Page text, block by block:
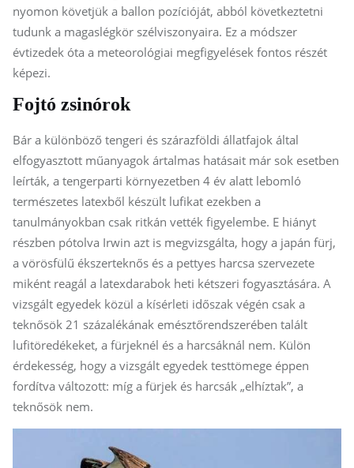
nyomon követjük a ballon pozícióját, abból következtetni
tudunk a magaslégkör szélviszonyaira. Ez a módszer
évtizedek óta a meteorológiai megfigyelések fontos részét
képezi.
Fojtó zsinórok
Bár a különböző tengeri és szárazföldi állatfajok által
elfogyasztott műanyagok ártalmas hatásait már sok esetben
leírták, a tengerparti környezetben 4 év alatt lebomló
természetes latexből készült lufikat ezekben a
tanulmányokban csak ritkán vették figyelembe. E hiányt
részben pótolva Irwin azt is megvizsgálta, hogy a japán fürj,
a vörösfülű ékszerteknős és a pettyes harcsa szervezete
miként reagál a latexdarabok heti kétszeri fogyasztására. A
vizsgált egyedek közül a kísérleti időszak végén csak a
teknősök 21 százalékának emésztőrendszerében talált
lufitöredékeket, a fürjeknél és a harcsáknál nem. Külön
érdekesség, hogy a vizsgált egyedek testtömege éppen
fordítva változott: míg a fürjek és harcsák „elhíztak”, a
teknősök nem.